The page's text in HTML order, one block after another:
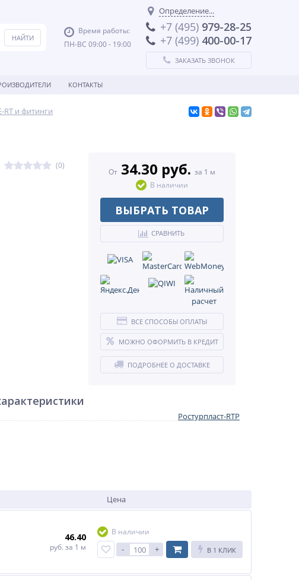
Время работы:
ПН-ВС 09:00 - 19:00
Определение...
+7 (495) 979-28-25
+7 (499) 400-00-17
ЗАКАЗАТЬ ЗВОНОК
КОНТАКТЫ
RT и фитинги
(0)
От 34.30 руб. за 1 м
В наличии
ВЫБРАТЬ ТОВАР
СРАВНИТЬ
ВСЕ СПОСОБЫ ОПЛАТЫ
МОЖНО ОФОРМИТЬ В КРЕДИТ
ПОДРОБНЕЕ О ДОСТАВКЕ
Ростурпласт-RTP
Цена
46.40
руб. за 1 м
В наличии
- + В 1 КЛИК